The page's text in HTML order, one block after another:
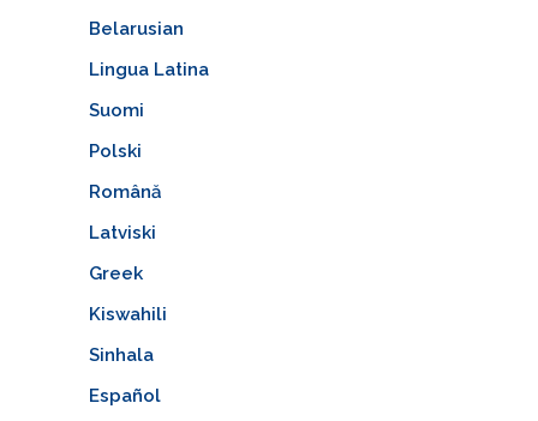
Belarusian
Lingua Latina
Suomi
Polski
Română
Latviski
Greek
Kiswahili
Sinhala
Español